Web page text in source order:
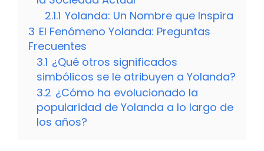
2.1.1 Yolanda: Un Nombre que Inspira
3 El Fenómeno Yolanda: Preguntas
Frecuentes
3.1 ¿Qué otros significados
simbólicos se le atribuyen a Yolanda?
3.2 ¿Cómo ha evolucionado la
popularidad de Yolanda a lo largo de
los años?